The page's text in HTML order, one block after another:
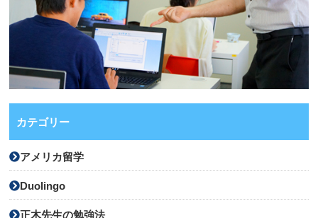
カテゴリー
アメリカ留学
Duolingo
正木先生の勉強法